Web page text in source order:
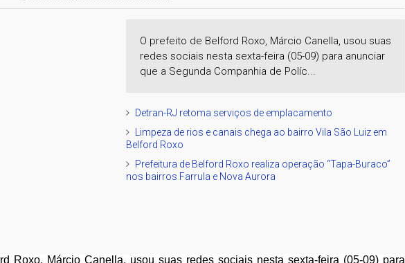
O prefeito de Belford Roxo, Márcio Canella, usou suas
redes sociais nesta sexta-feira (05-09) para anunciar
que a Segunda Companhia de Políc...
Detran-RJ retoma serviços de emplacamento
Limpeza de rios e canais chega ao bairro Vila São Luiz em
Belford Roxo
Prefeitura de Belford Roxo realiza operação “Tapa-Buraco”
nos bairros Farrula e Nova Aurora
Roxo, Márcio Canella, usou suas redes sociais nesta sexta-feira (05-09) para